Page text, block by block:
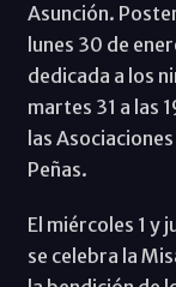
Asunción.
lunes 30 de
dedicada a los
martes 31 a las
las
Peñas.
El miércoles 1 y
se celebra la